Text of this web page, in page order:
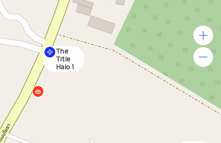
Проект сочетает комфорт курортного проживания с
инвестиционной привлекательностью. Близость к
аэропорту, пляжу и парку обеспечивает высокий спрос
на аренду и стабильный рост стоимости
недвижимости. Застройщик Rhom Bho Property PCL,
известный своими проектами сети The Title,
гарантирует качество строительства и надёжность
вложений. The Title Halo 1 — это возможность владеть
жильём у моря, сохранив баланс между природой,
комфортом и доходностью.
The
Title
Halo 1
500 м